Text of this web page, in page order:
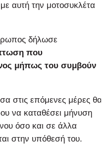
αυτή την μοτοσυκλέτα
δήλωσε
που
μήπως του συμβούν
στις επόμενες μέρες θα
να καταθέσει μήνυση
όσο και σε άλλα
στην υπόθεσή του.